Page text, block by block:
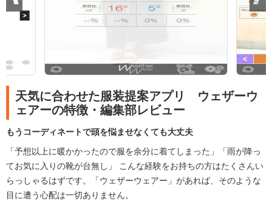
天気に合わせた服装提案アプリ ウェザーウ
ェアーの特徴・編集部レビュー
もうコーディネートで頭を悩ませなくても大丈夫
「予想以上に暖かかったので服を余分に着てしまった」「雨が降っ
てお気に入りの靴が台無し」 こんな経験をお持ちの方はたくさんい
らっしゃるはずです。「ウェザーウェアー」があれば、そのような
目に遭う心配は一切ありません。